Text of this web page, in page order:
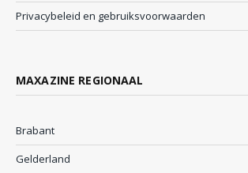
Privacybeleid en gebruiksvoorwaarden
MAXAZINE REGIONAAL
Brabant
Gelderland